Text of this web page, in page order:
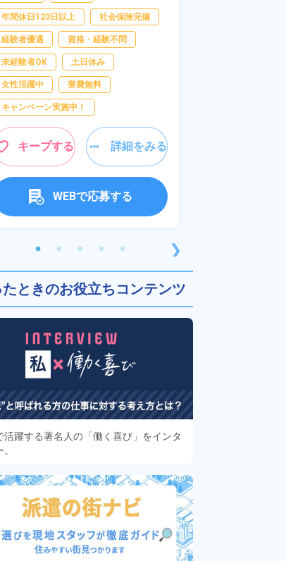
年間休日120日以上 社会保険完備
経験者優遇 資格・経験不問
未経験者OK 土日休み
女性活躍中 寮費無料
キャンペーン実施中！
キープする 詳細をみる
WEBで応募する
❯
たときのお役立ちコンテンツ
活躍する著名人の「働く喜び」をインタ